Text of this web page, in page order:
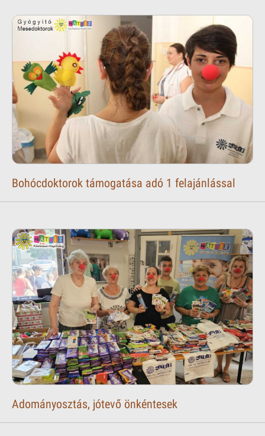
Bohócdoktorok támogatása adó 1 felajánlással
Adományosztás, jótevő önkéntesek